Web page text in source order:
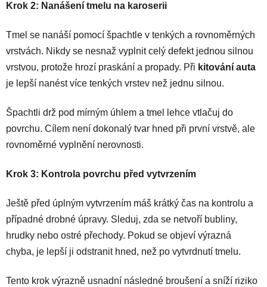
Krok 2: Nanášení tmelu na karoserii
Tmel se nanáší pomocí špachtle v tenkých a rovnoměrných
vrstvách. Nikdy se nesnaž vyplnit celý defekt jednou silnou
vrstvou, protože hrozí praskání a propady. Při kitování auta
je lepší nanést více tenkých vrstev než jednu silnou.
Špachtli drž pod mírným úhlem a tmel lehce vtlačuj do
povrchu. Cílem není dokonalý tvar hned při první vrstvě, ale
rovnoměrné vyplnění nerovnosti.
Krok 3: Kontrola povrchu před vytvrzením
Ještě před úplným vytvrzením máš krátký čas na kontrolu a
případné drobné úpravy. Sleduj, zda se netvoří bubliny,
hrudky nebo ostré přechody. Pokud se objeví výrazná
chyba, je lepší ji odstranit hned, než po vytvrdnutí tmelu.
Tento krok výrazně usnadní následné broušení a sníží riziko